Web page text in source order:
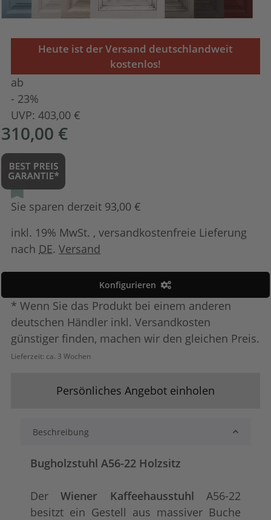
Heute ist der Versand deutschlandweit
kostenlos!
ab
- 23%
UVP: 403,00 €
310,00 €
Sie sparen derzeit 93,00 €
inkl. 19% MwSt. , versandkostenfreie Lieferung
nach DE.Versand
Konfigurieren
* Wenn Sie das Produkt bei einem anderen
deutschen Händler inkl. Versandkosten
günstiger finden, machen wir den gleichen Preis.
Lieferzeit: ca. 3 Wochen
Persönliches Angebot einholen
Beschreibung
Bugholzstuhl A56-22 Holzsitz
DerWiener Kaffeehausstuhl A56-22
besitzt ein Gestell aus massiver Buche